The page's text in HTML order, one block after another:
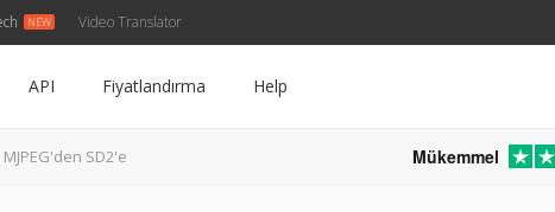
Video Translator
API Fiyatlandırma Help
MJPEG'den SD2'e Mükemmel